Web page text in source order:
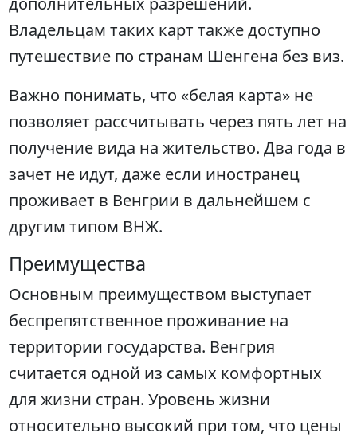
Владельцам таких карт также доступно
путешествие по странам Шенгена без виз.
Важно понимать, что «белая карта» не
позволяет рассчитывать через пять лет на
получение вида на жительство. Два года в
зачет не идут, даже если иностранец
проживает в Венгрии в дальнейшем с
другим типом ВНЖ.
Преимущества
Основным преимуществом выступает
беспрепятственное проживание на
территории государства. Венгрия
считается одной из самых комфортных
для жизни стран. Уровень жизни
относительно высокий при том, что цены